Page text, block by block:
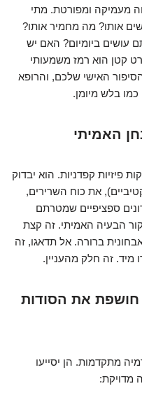
מעמיקה ומפורטת. מתי
אותו? מה מחמיר אותו?
עושים ביומיום? האם יש
קטן הוא רמז משמעותי
האישי שלכם, והרופא
בלש מיומן.
פיזיות קפדניות. הוא יבדוק
את כוח השרירים,
ספציפיים שמטרתם
הבעיה האמיתי. זה קצת
ברורה. אל תדאגו, זה
מיד. זה חלק מהעניין.
חושפת את הסודות
מתקדמות. הן יסייעו
מדויקת: